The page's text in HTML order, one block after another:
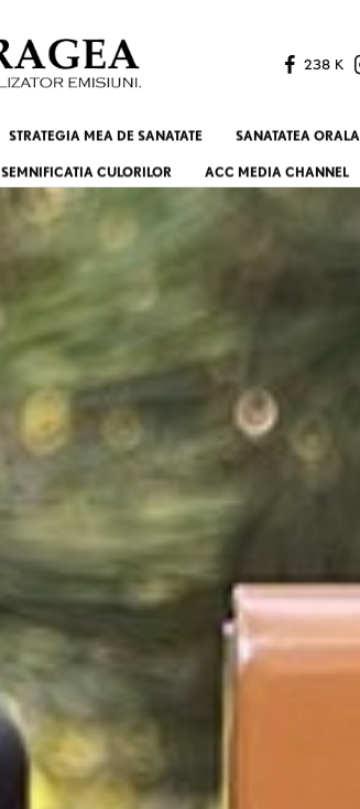
238 K
STRATEGIA MEA DE SANATATE SANATATEA ORALA
SEMNIFICATIA CULORILOR ACC MEDIA CHANNEL